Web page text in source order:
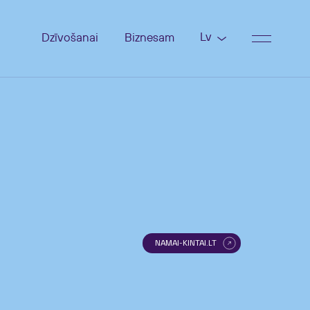
Dzīvošanai Biznesam Lv
NAMAI-KINTAI.LT